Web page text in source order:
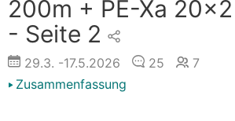
200m + PE-Xa
- Seite 2
29.3. -17.5.2026 25
7
Zusammenfassung